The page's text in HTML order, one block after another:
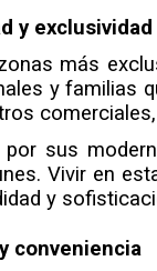
y
más
y familias
sus
Vivir en
y
conveniencia